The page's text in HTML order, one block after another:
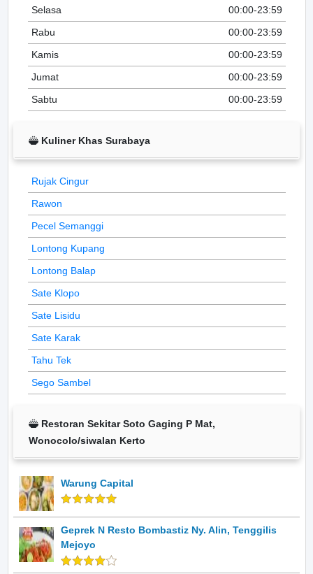
Selasa
00:00-23:59
Rabu
00:00-23:59
Kamis
00:00-23:59
Jumat
00:00-23:59
Sabtu
00:00-23:59
Kuliner Khas Surabaya
Rujak Cingur
Rawon
Pecel Semanggi
Lontong Kupang
Lontong Balap
Sate Klopo
Sate Lisidu
Sate Karak
Tahu Tek
Sego Sambel
Restoran Sekitar Soto Gaging P Mat,
Wonocolo/siwalan Kerto
Warung Capital
Geprek N Resto Bombastiz Ny. Alin, Tenggilis
Mejoyo